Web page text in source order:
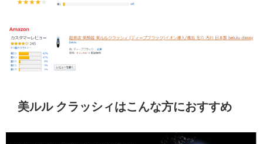
美ルル クラッシィはこんな方におすすめ